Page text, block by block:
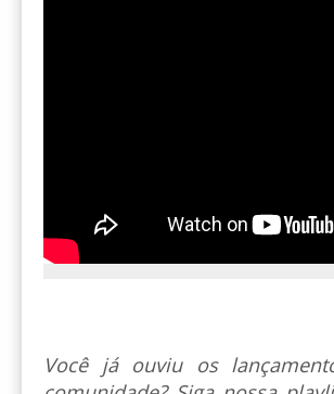
Você já ouviu os